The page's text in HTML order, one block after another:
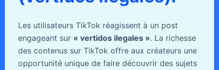
Les utilisateurs TikTok réagissent à un post
engageant sur « vertidos ilegales ». La richesse
des contenus sur TikTok offre aux créateurs une
opportunité unique de faire découvrir des sujets